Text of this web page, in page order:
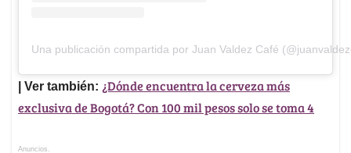
Una publicación compartida por Juan Valdez Café
| Ver también: ¿Dónde encuentra la cerveza más
exclusiva de Bogotá? Con 100 mil pesos solo se toma 4
Anuncios.